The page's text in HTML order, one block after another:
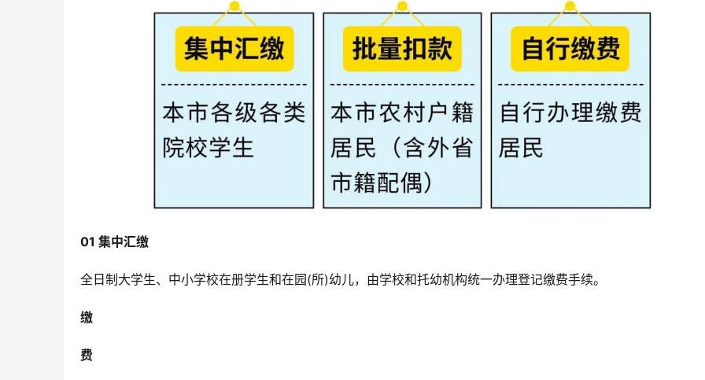
01 集中汇缴
全日制大学生、中小学校在册学生和在园(所)幼儿，由学校和托幼机构统一办理登记缴费手续。
缴
费